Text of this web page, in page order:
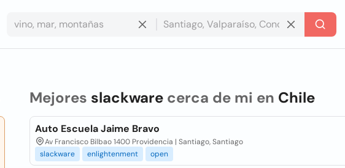
Mejores slackwarecerca de mi en Chile
Auto Escuela Jaime Bravo
Av Francisco Bilbao 1400 Providencia | Santiago, Santiago
slackware
enlightenment open